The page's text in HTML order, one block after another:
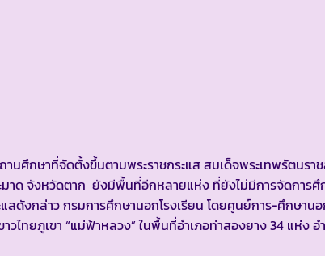
นศึกษาที่จัดตั้งขึ้นตามพระราชกระแส สมเด็จพระเทพรัตนรา
มาด จังหวัดตาก ยังมีพื้นที่อีกหลายแห่ง ที่ยังไม่มีการจัดการศึ
สดังกล่าว กรมการศึกษานอกโรงเรียน โดยศูนย์การ-ศึกษาน
ไทยภูเขา “แม่ฟ้าหลวง” ในพื้นที่อำเภอท่าสองยาง 34 แห่ง อ